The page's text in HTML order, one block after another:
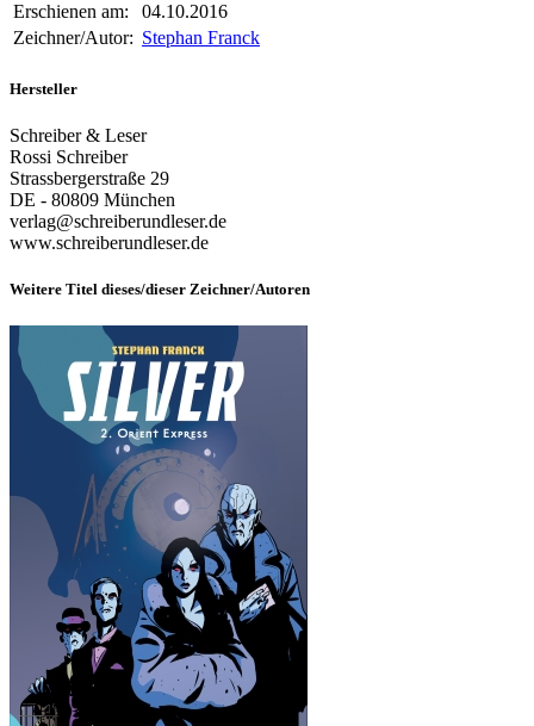
Erschienen am:
04.10.2016
Zeichner/Autor: Stephan Franck
Hersteller
Schreiber & Leser
Rossi Schreiber
Strassbergerstraße 29
DE - 80809 München
verlag@schreiberundleser.de
www.schreiberundleser.de
Weitere Titel dieses/dieser Zeichner/Autoren